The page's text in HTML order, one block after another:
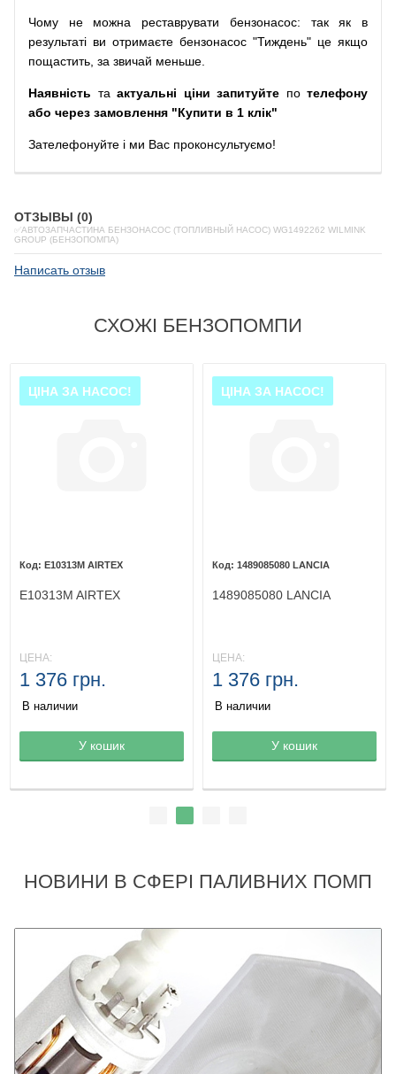
Чому не можна реставрувати бензонасос: так як
в
результаті ви отримаєте бензонасос "Тиждень" це якщо
пощастить, за звичай меньше.
Наявність та актуальні ціни запитуйте по телефону
або через замовлення "Купити в 1 клік"
Зателефонуйте і ми Вас проконсультуємо!
ОТЗЫВЫ (0)
✅АВТОЗАПЧАСТИНА БЕНЗОНАСОС (ТОПЛИВНЫЙ НАСОС) WG1492262 WILMINK
GROUP (БЕНЗОПОМПА)
Написать отзыв
СХОЖІ БЕНЗОПОМПИ
Товар в корзине
ЦІНА ЗА НАСОС!
E10313M AIRTEX
E10313M AIRTEX
ЦЕНА:
1 376 грн.
В наличии
У кошик Товар в корзине
ЦІНА ЗА НАСОС!
1489085080 LANCIA
1489085080 LANCIA
ЦЕНА:
1 376 грн.
В наличии
У кошик
НОВИНИ В СФЕРІ ПАЛИВНИХ ПОМП